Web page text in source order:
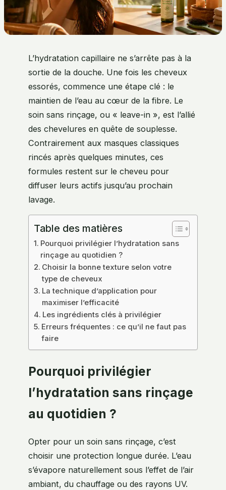
L’hydratation capillaire ne s’arrête pas à la
sortie de la douche. Une fois les cheveux
essorés, commence une étape clé : le
maintien de l’eau au cœur de la fibre. Le
soin sans rinçage, ou « leave-in », est l’allié
des chevelures en quête de souplesse.
Contrairement aux masques classiques
rincés après quelques minutes, ces
formules restent sur le cheveu pour
diffuser leurs actifs jusqu’au prochain
lavage.
Table des matières
Pourquoi privilégier l’hydratation sans
rinçage au quotidien ?
Choisir la bonne texture selon votre
type de cheveux
La technique d’application pour
maximiser l’efficacité
Les ingrédients clés à privilégier
Erreurs fréquentes : ce qu’il ne faut pas
faire
Pourquoi privilégier
l’hydratation sans rinçage
au quotidien ?
Opter pour un soin sans rinçage, c’est
choisir une protection longue durée. L’eau
s’évapore naturellement sous l’effet de l’air
ambiant, du chauffage ou des rayons UV.